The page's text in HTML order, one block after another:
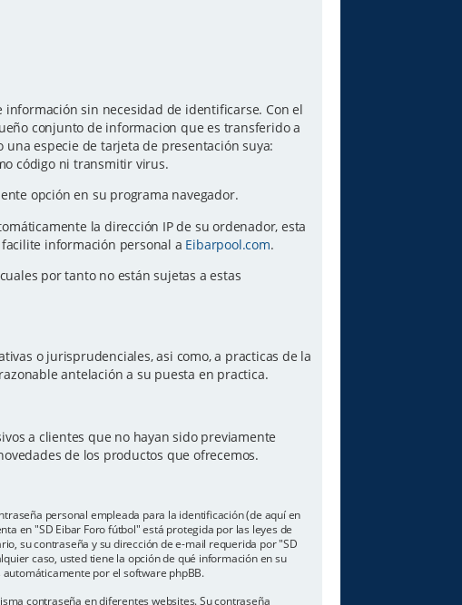
sin necesidad de identificarse. Con el
conjunto de informacion que es transferido a
especie de tarjeta de presentación suya:
código ni transmitir virus.
opción en su programa navegador.
la dirección IP de su ordenador, esta
información personal a Eibarpool.com.
por tanto no están sujetas a estas
o jurisprudenciales, asi como, a practicas de la
antelación a su puesta en practica.
a clientes que no hayan sido previamente
de los productos que ofrecemos.
personal empleada para la identificación (de aquí en
en "SD Eibar Foro fútbol" está protegida por las leyes de
su contraseña y su dirección de e-mail requerida por "SD
caso, usted tiene la opción de qué información en su
por el software phpBB.
contraseña en diferentes websites. Su contraseña